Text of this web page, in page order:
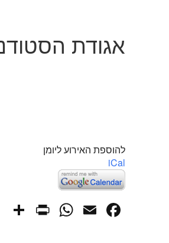
אגודת
להוספת האירוע ליומן
iCal
Facebook
Email